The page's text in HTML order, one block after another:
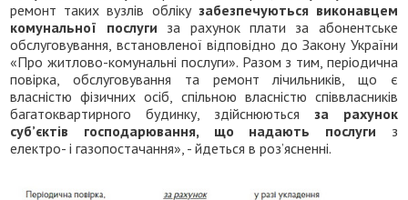
ремонт таких вузлів обліку забезпечуються виконавцем
комунальної послуги за рахунок плати за абонентське
обслуговування, встановленої відповідно до Закону України
«Про житлово-комунальні послуги». Разом з тим, періодична
повірка, обслуговування та ремонт лічильників, що є
власністю фізичних осіб, спільною власністю співвласників
багатоквартирного будинку, здійснюються за рахунок
суб’єктів господарювання, що надають послуги з
електро- і газопостачання», - йдеться в роз’ясненні.